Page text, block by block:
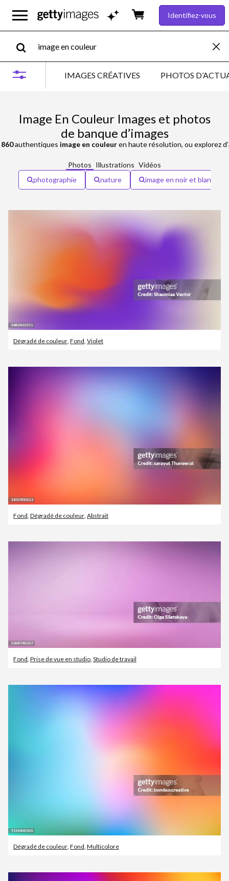
Identifiez-vous
IMAGES CRÉATIVES PHOTOS
Image En Couleur Images et photos
de banque d’images
authentiques image en couleuren haute résolution, ou explorez
Photos Illustrations Vidéos
photographie
nature image en noir et blanc
Dégradé de couleur Fond Violet
Fond, Dégradé de couleur, Abstrait
Fond, Prise de vue en studio, Studio de travail
Dégradé de couleur, Fond, Multicolore